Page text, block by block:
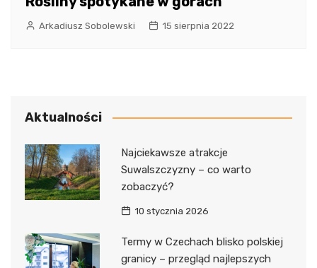
Arkadiusz Sobolewski 15 sierpnia 2022
Aktualności
Najciekawsze atrakcje
Suwalszczyzny – co warto
zobaczyć?
10 stycznia 2026
Termy w Czechach blisko polskiej
granicy – przegląd najlepszych